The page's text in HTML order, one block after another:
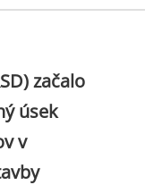
začalo
úsek
v